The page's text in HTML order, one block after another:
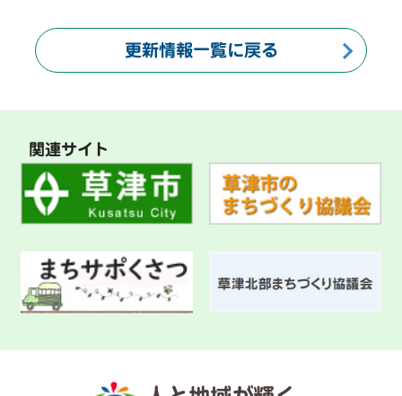
更新情報一覧に戻る
関連サイト